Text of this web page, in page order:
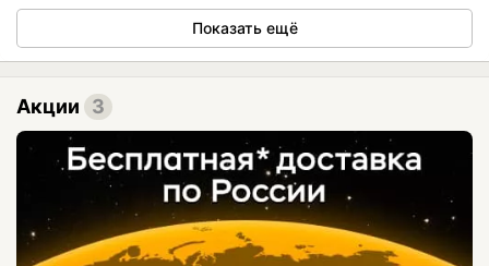
Показать ещё
Акции 3